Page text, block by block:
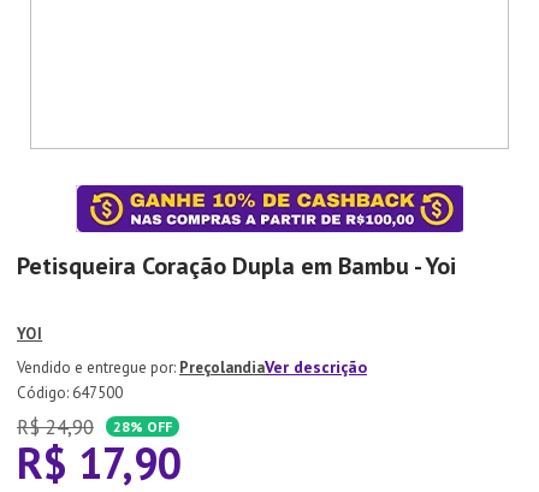
Petisqueira Coração Dupla em Bambu - Yoi
YOI
PreçolandiaVer descrição
: 647500
R$ 24,90 28% OFF
R$ 17,90
7º
Tapete
Aparelho Jantar
Xicara
10º Lixeira